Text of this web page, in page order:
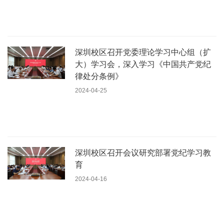
深圳校区召开党委理论学习中心组（扩
大）学习会，深入学习《中国共产党纪
律处分条例》
2024-04-25
深圳校区召开会议研究部署党纪学习教
育
2024-04-16